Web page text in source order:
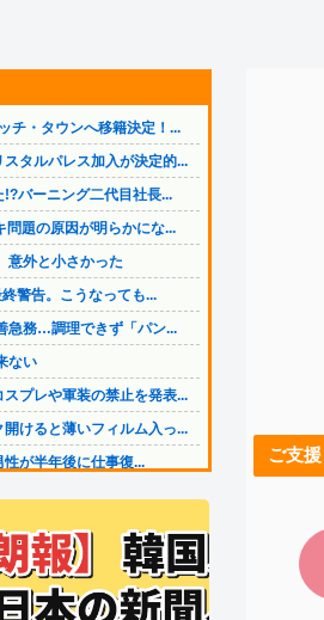
チ・タウンへ移籍決定！...
タルパレス加入が決定的...
バーニング二代目社長...
問題の原因が明らかにな...
意外と小さかった
警告。こうなっても...
急務…調理できず「パン...
ない
スプレや軍装の禁止を発表...
けると薄いフィルム入っ...
が半年後に仕事復...
警官隊が排除、その瞬間...
警告。こうなっても...
るコインロッカーが散見...
１位が同点でこの人ｗｗ...
ご支援